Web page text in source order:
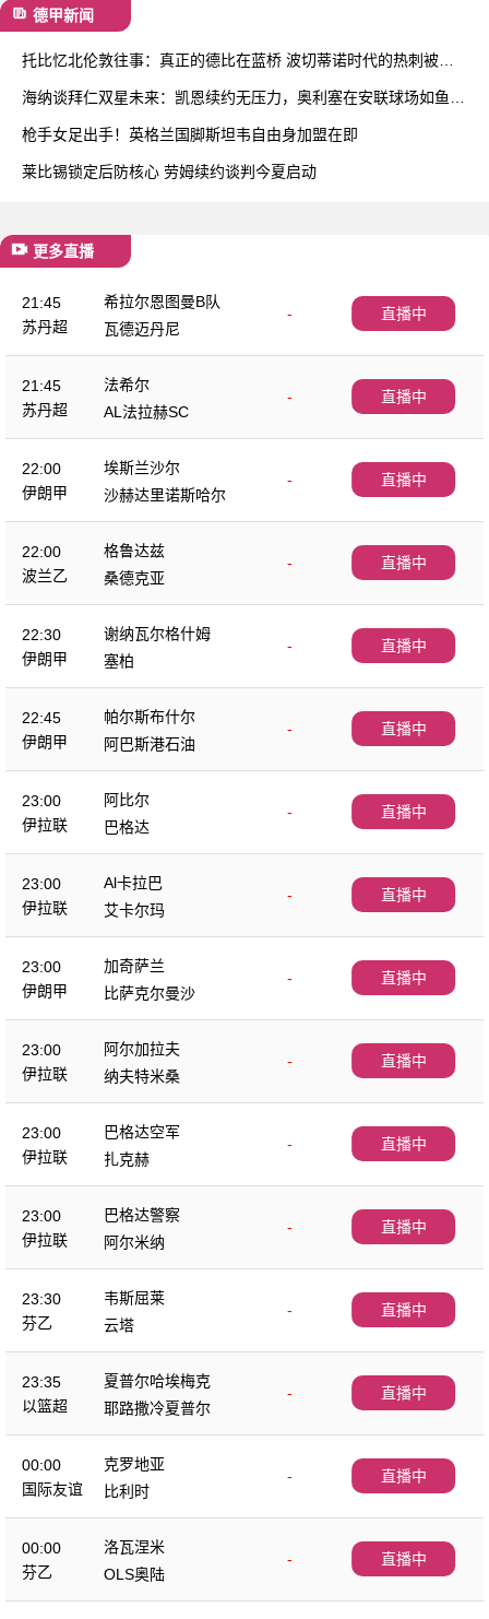
德甲新闻
托比忆北伦敦往事：真正的德比在蓝桥 波切蒂诺时代的热刺被低
海纳谈拜仁双星未来：凯恩续约无压力，奥利塞在安联球场如鱼得
枪手女足出手！英格兰国脚斯坦韦自由身加盟在即
莱比锡锁定后防核心 劳姆续约谈判今夏启动
更多直播
21:45
苏丹超
希拉尔恩图曼B队
-
瓦德迈丹尼
直播中
21:45
苏丹超
法希尔
-
AL法拉赫SC
直播中
22:00
伊朗甲
埃斯兰沙尔
-
沙赫达里诺斯哈尔
直播中
22:00
波兰乙
格鲁达兹
-
桑德克亚
直播中
22:30
伊朗甲
谢纳瓦尔格什姆
-
塞柏
直播中
22:45
伊朗甲
帕尔斯布什尔
-
阿巴斯港石油
直播中
23:00
伊拉联
阿比尔
-
巴格达
直播中
23:00
伊拉联
Al卡拉巴
-
艾卡尔玛
直播中
23:00
伊朗甲
加奇萨兰
-
比萨克尔曼沙
直播中
23:00
伊拉联
阿尔加拉夫
-
纳夫特米桑
直播中
23:00
伊拉联
巴格达空军
-
扎克赫
直播中
23:00
伊拉联
巴格达警察
-
阿尔米纳
直播中
23:30
芬乙
韦斯屈莱
-
云塔
直播中
23:35
以篮超
夏普尔哈埃梅克
-
耶路撒冷夏普尔
直播中
00:00
国际友谊
克罗地亚
-
比利时
直播中
00:00
芬乙
洛瓦涅米
-
OLS奥陆
直播中